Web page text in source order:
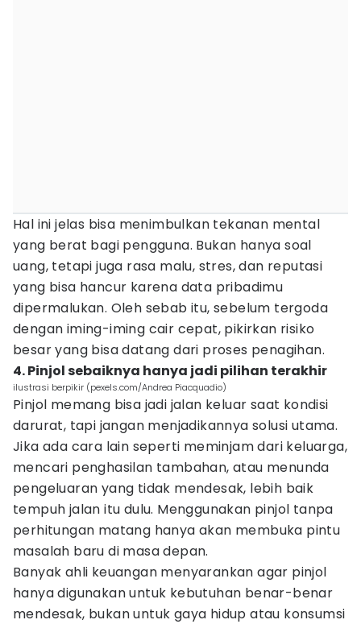
Hal ini jelas bisa menimbulkan tekanan mental
yang berat bagi pengguna. Bukan hanya soal
uang, tetapi juga rasa malu, stres, dan reputasi
yang bisa hancur karena data pribadimu
dipermalukan. Oleh sebab itu, sebelum tergoda
dengan iming-iming cair cepat, pikirkan risiko
besar yang bisa datang dari proses penagihan.
4. Pinjol sebaiknya hanya jadi pilihan terakhir
ilustrasi berpikir (pexels.com/Andrea Piacquadio)
Pinjol memang bisa jadi jalan keluar saat kondisi
darurat, tapi jangan menjadikannya solusi utama.
Jika ada cara lain seperti meminjam dari keluarga,
mencari penghasilan tambahan, atau menunda
pengeluaran yang tidak mendesak, lebih baik
tempuh jalan itu dulu. Menggunakan pinjol tanpa
perhitungan matang hanya akan membuka pintu
masalah baru di masa depan.
Banyak ahli keuangan menyarankan agar pinjol
hanya digunakan untuk kebutuhan benar-benar
mendesak, bukan untuk gaya hidup atau konsumsi